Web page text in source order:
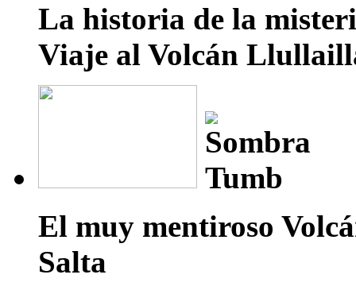
La historia de la
Viaje al Volcán
El muy mentiroso
Salta